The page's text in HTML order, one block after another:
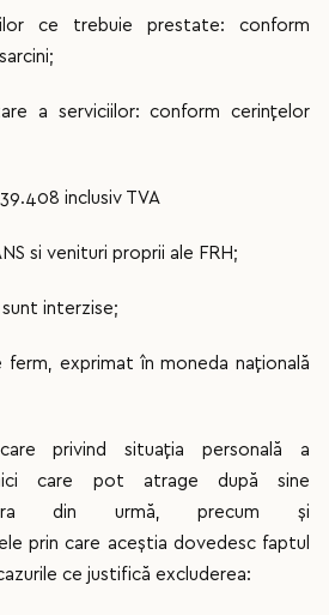
ce trebuie prestate: conform
a serviciilor: conform cerințelor
inclusiv TVA
si venituri proprii ale FRH;
interzise;
exprimat în moneda naţională
privind situaţia personală a
care pot atrage după sine
din urmă, precum şi
prin care aceştia dovedesc faptul
ce justifică excluderea: